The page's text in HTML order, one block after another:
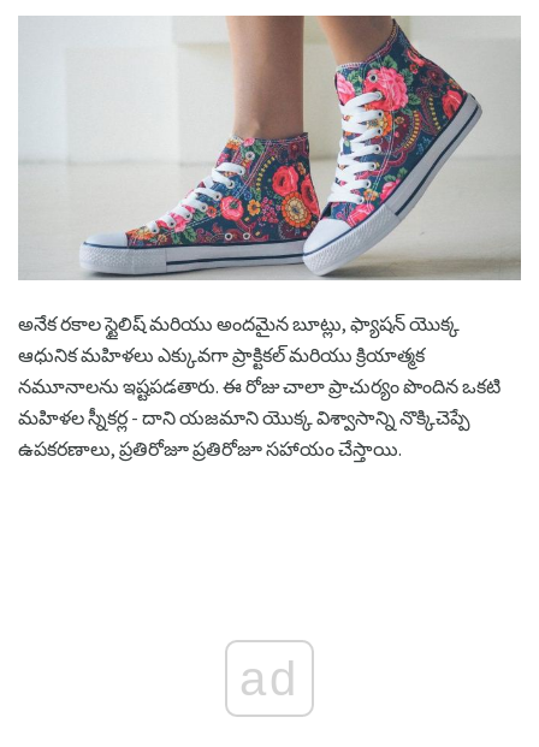
అనేక రకాల స్టైలిష్ మరియు అందమైన బూట్లు, ఫ్యాషన్ యొక్క
ఆధునిక మహిళలు ఎక్కువగా ప్రాక్టికల్ మరియు క్రియాత్మక
నమూనాలను ఇష్టపడతారు. ఈ రోజు చాలా ప్రాచుర్యం పొందిన ఒకటి
మహిళల స్నీకర్ల - దాని యజమాని యొక్క విశ్వాసాన్ని నొక్కిచెప్పే
ఉపకరణాలు, ప్రతిరోజూ ప్రతిరోజూ సహాయం చేస్తాయి.
ad